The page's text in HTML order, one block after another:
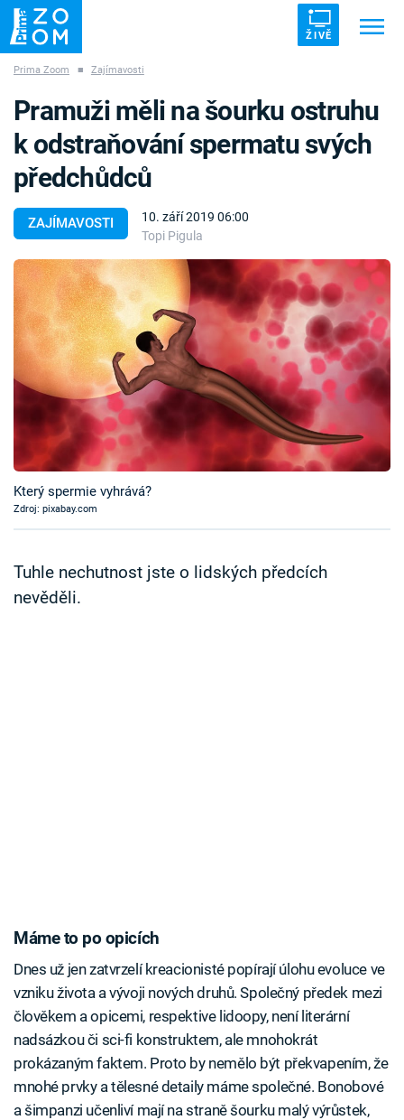
ŽIVĚ
ZÁHADY VETŘELCI DÁVNOVĚKU
Témata
Témata
Pořady
TV Program
Časopis
Sledujte prima+
Sledujte nás
Prima Zoom ■ Zajímavosti
ZAJÍMAVOSTI
10. září 2019 06:00
Topi Pigula
Pramuži měli na šourku ostruhu
k odstraňování spermatu svých
předchůdců
Který spermie vyhrává?
Zdroj: pixabay.com
Tuhle nechutnost jste o lidských předcích
nevěděli.
Máme to po opicích
Dnes už jen zatvrzelí kreacionisté popírají úlohu evoluce ve
vzniku života a vývoji nových druhů. Společný předek mezi
člověkem a opicemi, respektive lidoopy, není literární
nadsázkou či sci-fi konstruktem, ale mnohokrát
prokázaným faktem. Proto by nemělo být překvapením, že
mnohé prvky a tělesné detaily máme společné. Bonobové
a šimpanzi učenliví mají na straně šourku malý výrůstek,